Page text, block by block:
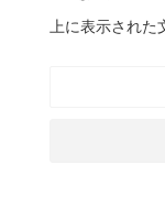
上に表示された